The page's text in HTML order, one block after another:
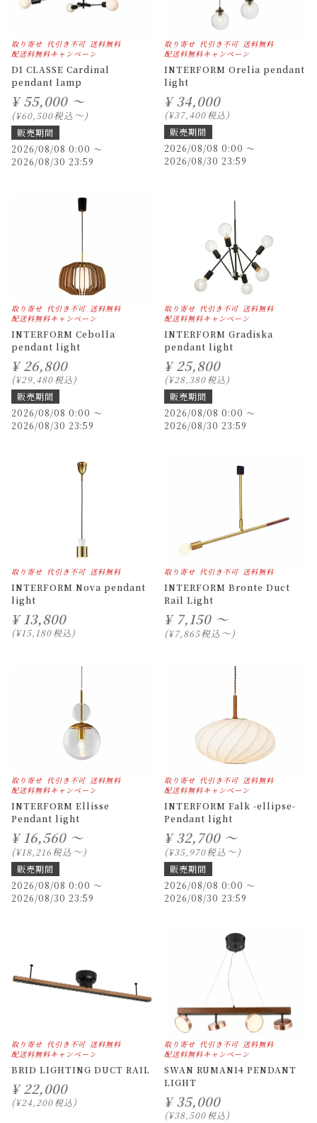
取り寄せ 代引き不可 送料無料
配送料無料キャンペーン
DI CLASSE Cardinal
pendant lamp
¥ 55,000 ～
¥60,500税込〜
販売期間
2026/08/08 0:00 〜
2026/08/30 23:59
取り寄せ 代引き不可 送料無料
配送料無料キャンペーン
INTERFORM Orelia pendant
light
¥ 34,000
¥37,400税込
販売期間
2026/08/08 0:00 〜
2026/08/30 23:59
取り寄せ 代引き不可 送料無料
配送料無料キャンペーン
INTERFORM Cebolla
pendant light
¥ 26,800
¥29,480税込
販売期間
2026/08/08 0:00 〜
2026/08/30 23:59
取り寄せ 代引き不可 送料無料
配送料無料キャンペーン
INTERFORM Gradiska
pendant light
¥ 25,800
¥28,380税込
販売期間
2026/08/08 0:00 〜
2026/08/30 23:59
取り寄せ 代引き不可 送料無料
INTERFORM Nova pendant
light
¥ 13,800
¥15,180税込
取り寄せ 代引き不可 送料無料
INTERFORM Bronte Duct
Rail Light
¥ 7,150 ～
¥7,865税込〜
取り寄せ 代引き不可 送料無料
配送料無料キャンペーン
INTERFORM Ellisse
Pendant light
¥ 16,560 ～
¥18,216税込〜
販売期間
2026/08/08 0:00 〜
2026/08/30 23:59
取り寄せ 代引き不可 送料無料
配送料無料キャンペーン
INTERFORM Falk -ellipse-
Pendant light
¥ 32,700 ～
¥35,970税込〜
販売期間
2026/08/08 0:00 〜
2026/08/30 23:59
取り寄せ 代引き不可 送料無料
配送料無料キャンペーン
BRID LIGHTING DUCT RAIL
¥ 22,000
¥24,200税込
取り寄せ 代引き不可 送料無料
配送料無料キャンペーン
SWAN RUMANI4 PENDANT
LIGHT
¥ 35,000
¥38,500税込